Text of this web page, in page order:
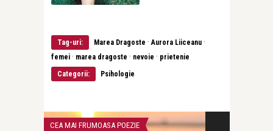
Tag-uri: Marea Dragoste · Aurora Liiceanu ·
femei · marea dragoste · nevoie · prietenie
Categorii:
Psihologie
CEA MAI FRUMOASA POEZIE